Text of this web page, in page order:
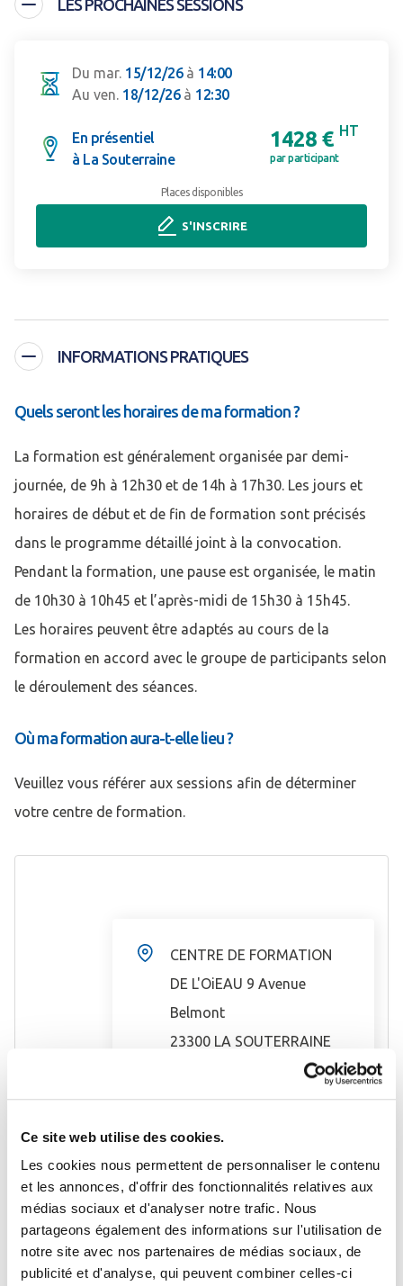
Ce site web utilise des cookies.
Les cookies nous permettent de personnaliser le contenu
et les annonces, d'offrir des fonctionnalités relatives aux
médias sociaux et d'analyser notre trafic. Nous
partageons également des informations sur l'utilisation de
notre site avec nos partenaires de médias sociaux, de
publicité et d'analyse, qui peuvent combiner celles-ci
LES PROCHAINES SESSIONS
Du mar. 15/12/26à 14:00
Au ven. 18/12/26à 12:30
En présentiel
à La Souterraine
1428 € HT
par participant
Places disponibles
S'INSCRIRE
INFORMATIONS PRATIQUES
Quels seront les horaires de ma formation ?
La formation est généralement organisée par demi-
journée, de 9h à 12h30 et de 14h à 17h30. Les jours et
horaires de début et de fin de formation sont précisés
dans le programme détaillé joint à la convocation.
Pendant la formation, une pause est organisée, le matin
de 10h30 à 10h45 et l’après-midi de 15h30 à 15h45.
Les horaires peuvent être adaptés au cours de la
formation en accord avec le groupe de participants selon
le déroulement des séances.
Où ma formation aura-t-elle lieu ?
Veuillez vous référer aux sessions afin de déterminer
votre centre de formation.
CENTRE DE FORMATION
DE L'OiEAU 9 Avenue
Belmont
23300 LA SOUTERRAINE
Tél : 05 55 63 17 74
Fax : 05 55 63 34 92
Se connecter
J'ai déjà un compte